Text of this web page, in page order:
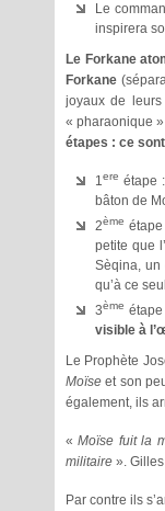
Le
inspirera
Le Forkane
Forkane
joyaux de
« pharaonique
étapes : ce
1ere étape
bâton de
2ème
petite que
Sèqina, un
qu’à ce
3ème
visible à
Le Prophète
Moïse et son
également, ils
«Moïse fuit la
militaire ».
Par contre ils